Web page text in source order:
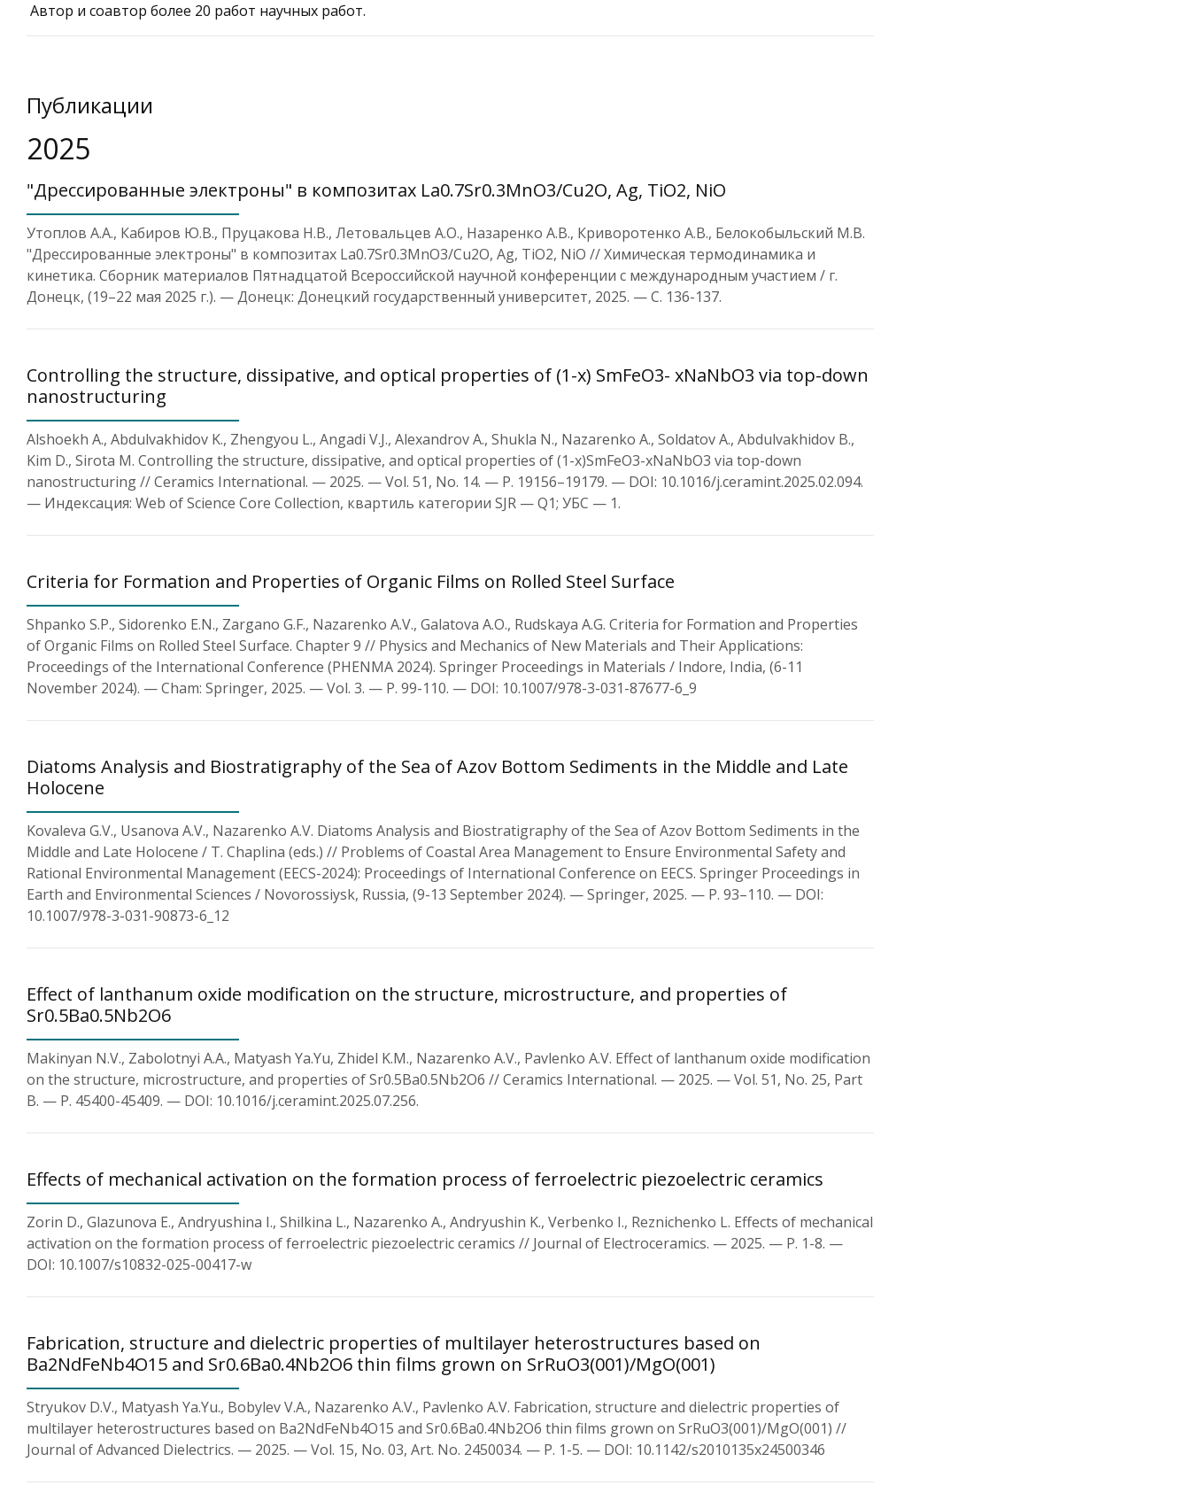
Автор и соавтор более 20 работ научных работ.
Публикации
2025
"Дрессированные электроны" в композитах La0.7Sr0.3MnO3/Cu2O, Ag, TiO2, NiO
Утоплов А.А., Кабиров Ю.В., Пруцакова Н.В., Летовальцев А.О., Назаренко А.В., Криворотенко А.В., Белокобыльский М.В.
"Дрессированные электроны" в композитах La0.7Sr0.3MnO3/Cu2O, Ag, TiO2, NiO // Химическая термодинамика и
кинетика. Сборник материалов Пятнадцатой Всероссийской научной конференции с международным участием / г.
Донецк, (19–22 мая 2025 г.). — Донецк: Донецкий государственный университет, 2025. — С. 136-137.
Controlling the structure, dissipative, and optical properties of (1-х) SmFeO3- xNaNbO3 via top-down
nanostructuring
Alshoekh A., Abdulvakhidov K., Zhengyou L., Angadi V.J., Alexandrov A., Shukla N., Nazarenko A., Soldatov A., Abdulvakhidov B.,
Kim D., Sirota M. Controlling the structure, dissipative, and optical properties of (1-х)SmFeO3-xNaNbO3 via top-down
nanostructuring // Ceramics International. — 2025. — Vol. 51, No. 14. — P. 19156–19179. — DOI: 10.1016/j.ceramint.2025.02.094.
— Индексация: Web of Science Core Collection, квартиль категории SJR — Q1; УБС — 1.
Criteria for Formation and Properties of Organic Films on Rolled Steel Surface
Shpanko S.P., Sidorenko E.N., Zargano G.F., Nazarenko A.V., Galatova A.O., Rudskaya A.G. Criteria for Formation and Properties
of Organic Films on Rolled Steel Surface. Chapter 9 // Physics and Mechanics of New Materials and Their Applications:
Proceedings of the International Conference (PHENMA 2024). Springer Proceedings in Materials / Indore, India, (6-11
November 2024). — Cham: Springer, 2025. — Vol. 3. — P. 99-110. — DOI: 10.1007/978-3-031-87677-6_9
Diatoms Analysis and Biostratigraphy of the Sea of Azov Bottom Sediments in the Middle and Late
Holocene
Kovaleva G.V., Usanova A.V., Nazarenko A.V. Diatoms Analysis and Biostratigraphy of the Sea of Azov Bottom Sediments in the
Middle and Late Holocene / T. Chaplina (eds.) // Problems of Coastal Area Management to Ensure Environmental Safety and
Rational Environmental Management (EECS-2024): Proceedings of International Conference on EECS. Springer Proceedings in
Earth and Environmental Sciences / Novorossiysk, Russia, (9-13 September 2024). — Springer, 2025. — P. 93–110. — DOI:
10.1007/978-3-031-90873-6_12
Effect of lanthanum oxide modification on the structure, microstructure, and properties of
Sr0.5Ba0.5Nb2O6
Makinyan N.V., Zabolotnyi A.A., Matyash Ya.Yu, Zhidel K.M., Nazarenko A.V., Pavlenko A.V. Effect of lanthanum oxide modification
on the structure, microstructure, and properties of Sr0.5Ba0.5Nb2O6 // Ceramics International. — 2025. — Vol. 51, No. 25, Part
B. — P. 45400-45409. — DOI: 10.1016/j.ceramint.2025.07.256.
Effects of mechanical activation on the formation process of ferroelectric piezoelectric ceramics
Zorin D., Glazunova E., Andryushina I., Shilkina L., Nazarenko A., Andryushin K., Verbenko I., Reznichenko L. Effects of mechanical
activation on the formation process of ferroelectric piezoelectric ceramics // Journal of Electroceramics. — 2025. — P. 1-8. —
DOI: 10.1007/s10832-025-00417-w
Fabrication, structure and dielectric properties of multilayer heterostructures based on
Ba2NdFeNb4O15 and Sr0.6Ba0.4Nb2O6 thin films grown on SrRuO3(001)/MgO(001)
Stryukov D.V., Matyash Ya.Yu., Bobylev V.A., Nazarenko A.V., Pavlenko A.V. Fabrication, structure and dielectric properties of
multilayer heterostructures based on Ba2NdFeNb4O15 and Sr0.6Ba0.4Nb2O6 thin films grown on SrRuO3(001)/MgO(001) //
Journal of Advanced Dielectrics. — 2025. — Vol. 15, No. 03, Art. No. 2450034. — P. 1-5. — DOI: 10.1142/s2010135x24500346